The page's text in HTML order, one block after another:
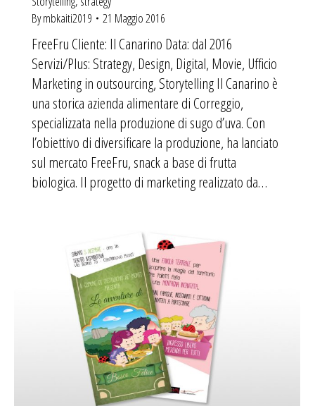
Bymbkaiti2019 21 Maggio 2016
FreeFru Cliente: Il Canarino Data: dal 2016
Servizi/Plus: Strategy, Design, Digital, Movie, Ufficio
Marketing in outsourcing, Storytelling Il Canarino è
una storica azienda alimentare di Correggio,
specializzata nella produzione di sugo d’uva. Con
l’obiettivo di diversificare la produzione, ha lanciato
sul mercato FreeFru, snack a base di frutta
biologica. Il progetto di marketing realizzato da…